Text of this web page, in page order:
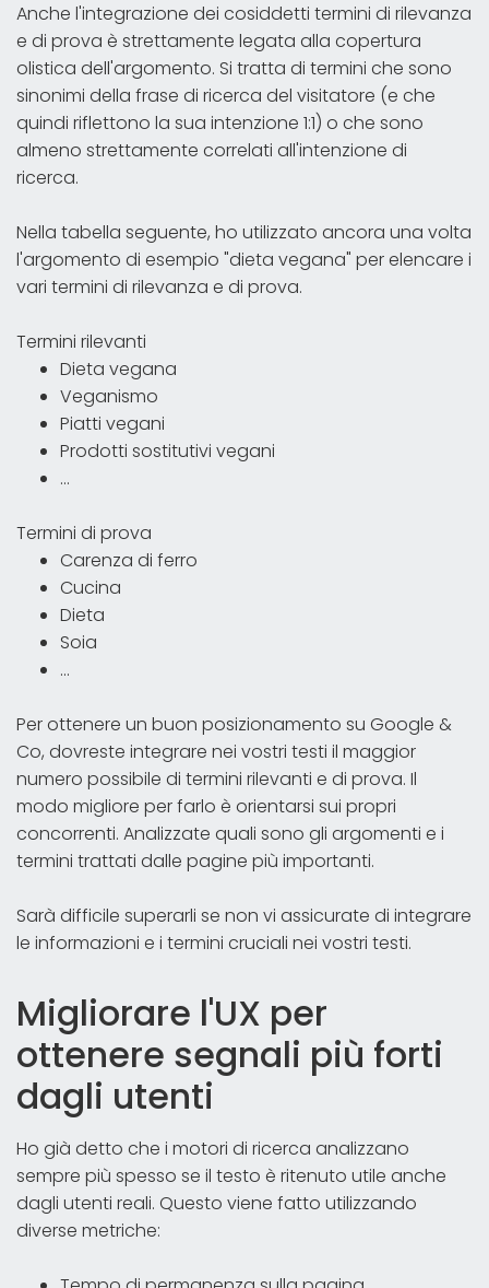
Anche l'integrazione dei cosiddetti termini di rilevanza
e di prova è strettamente legata alla copertura
olistica dell'argomento. Si tratta di termini che sono
sinonimi della frase di ricerca del visitatore (e che
quindi riflettono la sua intenzione 1:1) o che sono
almeno strettamente correlati all'intenzione di
ricerca.
Nella tabella seguente, ho utilizzato ancora una volta
l'argomento di esempio "dieta vegana" per elencare i
vari termini di rilevanza e di prova.
Termini rilevanti
Dieta vegana
Veganismo
Piatti vegani
Prodotti sostitutivi vegani
...
Termini di prova
Carenza di ferro
Cucina
Dieta
Soia
...
Per ottenere un buon posizionamento su Google &
Co, dovreste integrare nei vostri testi il maggior
numero possibile di termini rilevanti e di prova. Il
modo migliore per farlo è orientarsi sui propri
concorrenti. Analizzate quali sono gli argomenti e i
termini trattati dalle pagine più importanti.
Sarà difficile superarli se non vi assicurate di integrare
le informazioni e i termini cruciali nei vostri testi.
Migliorare l'UX per
ottenere segnali più forti
dagli utenti
Ho già detto che i motori di ricerca analizzano
sempre più spesso se il testo è ritenuto utile anche
dagli utenti reali. Questo viene fatto utilizzando
diverse metriche: